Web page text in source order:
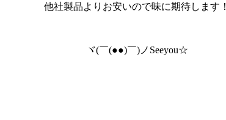
他社製品よりお安いので味に期待します！
ヾ(￣(●●)￣)ノSeeyou☆